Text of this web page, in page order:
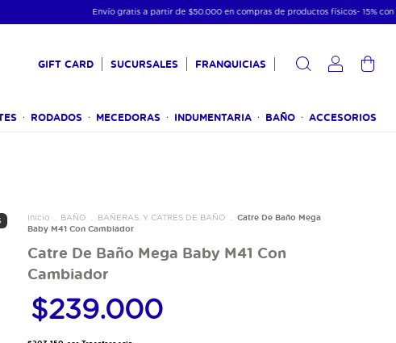
Envío gratis a partir de $50.000 en compras de productos físicos- 15% con
GIFT CARD SUCURSALES FRANQUICIAS
RODADOS MECEDORAS INDUMENTARIA BAÑO ACCESORIOS
Inicio BAÑO BAÑERAS. Y CATRES DE BAÑO
Catre De Baño Mega
Baby M41 Con Cambiador
Catre De Baño Mega Baby M41 Con
Cambiador
$239.000